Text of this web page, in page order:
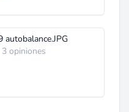
autobalance.JPG
3 opiniones